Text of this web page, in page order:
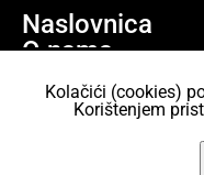
Naslovnica
O nama
Učlani se
Projekti
AKC Attack Sav sadržaj dan
Kolačići (cookies)
Korištenjem